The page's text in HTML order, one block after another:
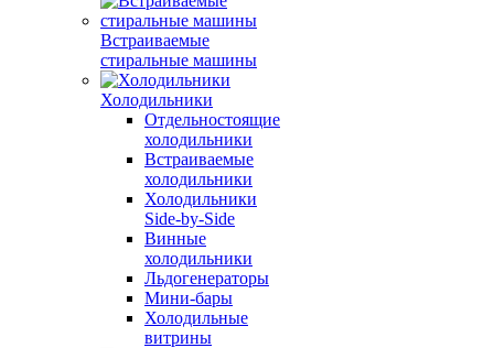
Встраиваемые
стиральные машины
Холодильники
Отдельностоящие
холодильники
Встраиваемые
холодильники
Холодильники
Side-by-Side
Винные
холодильники
Льдогенераторы
Мини-бары
Холодильные
витрины